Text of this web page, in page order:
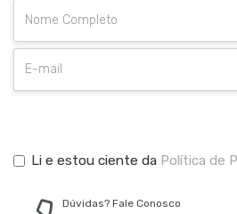
Li e estou ciente da Política de
Dúvidas? Fale Conosco